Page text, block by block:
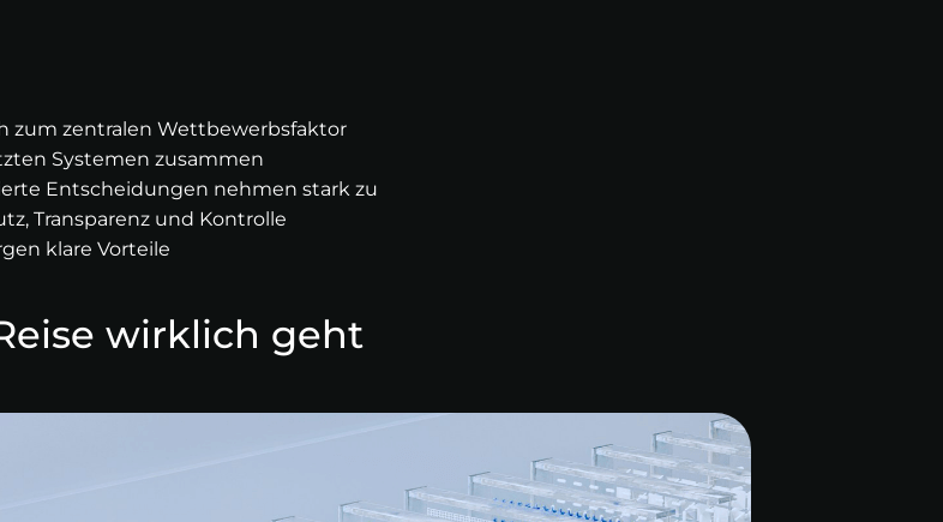
zum zentralen Wettbewerbsfaktor
Systemen zusammen
Entscheidungen nehmen stark zu
Transparenz und Kontrolle
klare Vorteile
wirklich geht